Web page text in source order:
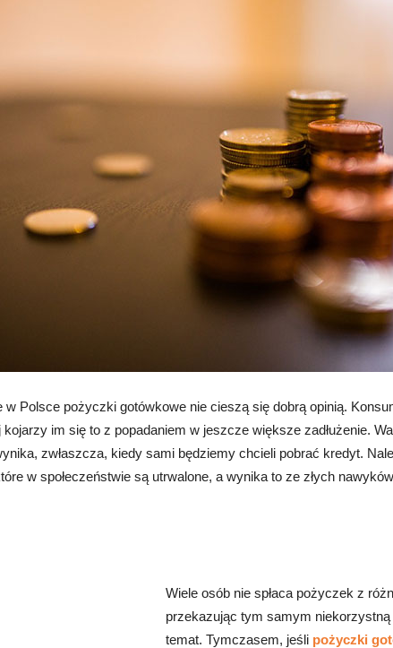
w Polsce pożyczki gotówkowe nie cieszą się dobrą opinią.
im się to z popadaniem w jeszcze większe zadłużenie.
zwłaszcza, kiedy sami będziemy chcieli pobrać kredyt.
w społeczeństwie są utrwalone, a wynika to ze złych
Wiele osób nie spłaca pożyczek z
przekazując tym samym niekorzystną
temat. Tymczasem, jeśli pożyczki